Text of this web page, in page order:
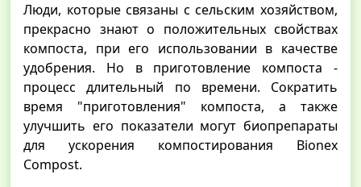
Люди, которые связаны с сельским хозяйством,
прекрасно знают о положительных свойствах
компоста, при его использовании в качестве
удобрения. Но в приготовление компоста -
процесс длительный по времени. Сократить
время "приготовления" компоста, а также
улучшить его показатели могут биопрепараты
для ускорения компостирования Bionex
Compost.